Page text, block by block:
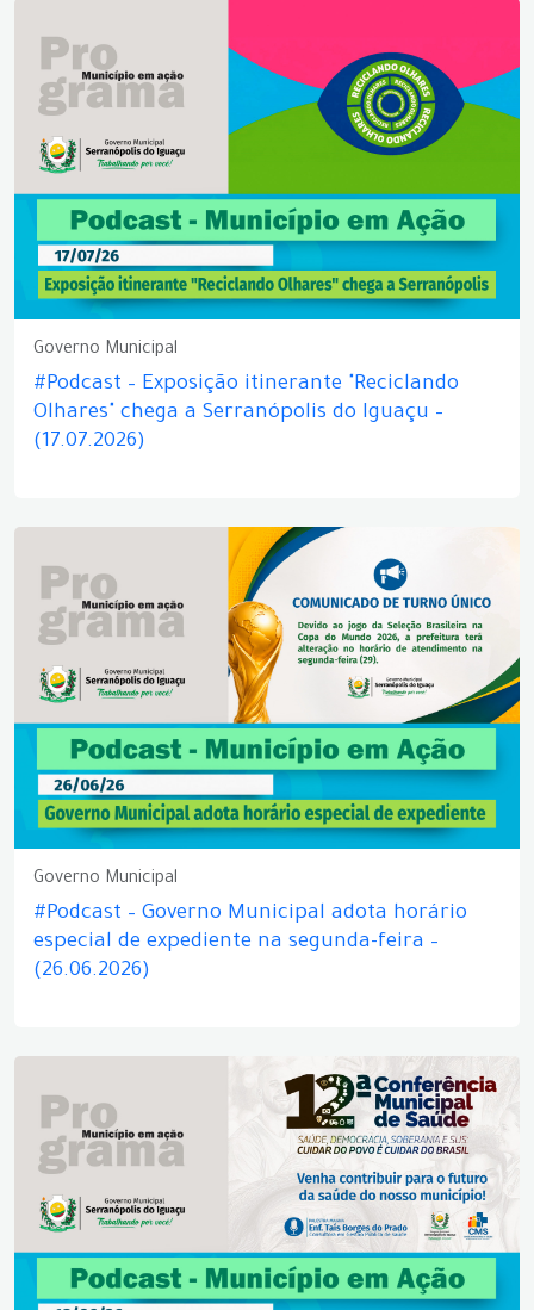
Governo Municipal
#Podcast – Exposição itinerante "Reciclando
Olhares" chega a Serranópolis do Iguaçu –
(17.07.2026)
Governo Municipal
#Podcast – Governo Municipal adota horário
especial de expediente na segunda-feira –
(26.06.2026)